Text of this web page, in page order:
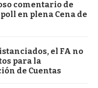
comentario de
en plena Cena de
el FA no
para la
de Cuentas